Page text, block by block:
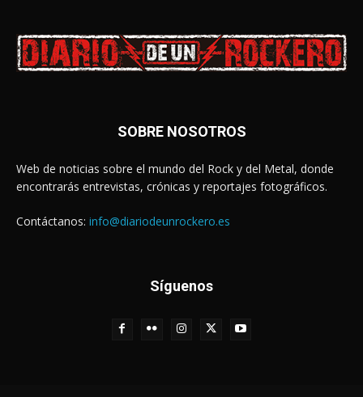
SOBRE NOSOTROS
Web de noticias sobre el mundo del Rock y del Metal, donde
encontrarás entrevistas, crónicas y reportajes fotográficos.
Contáctanos: info@diariodeunrockero.es
Síguenos